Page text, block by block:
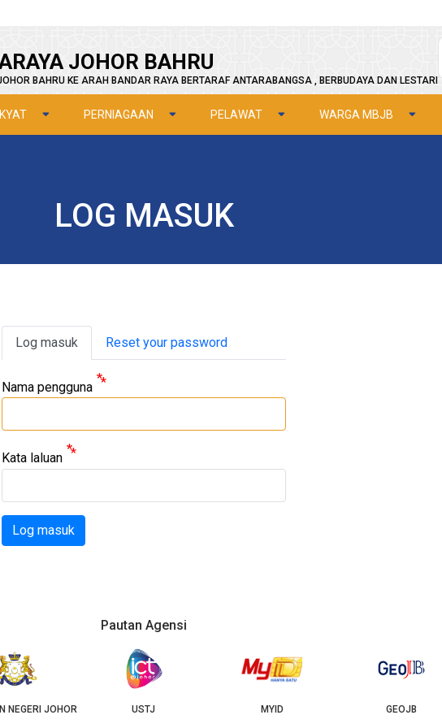
JOHOR BAHRU
BAHRU KE ARAH BANDAR RAYA BERTARAF ANTARABANGSA , BERBUDAYA DAN LESTARI
PERNIAGAAN PELAWAT WARGA MBJB
LOG MASUK
Primary tabs
Log masuk Reset your password
Nama pengguna
Kata laluan
Log masuk
Pautan Agensi
USTJ MYID GEOJB J-Biotech